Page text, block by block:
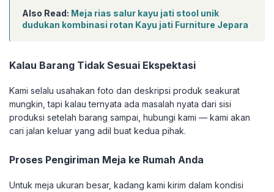
Also Read: Meja rias salur kayu jati stool unik
dudukan kombinasi rotan Kayu jati Furniture Jepara
Kalau Barang Tidak Sesuai Ekspektasi
Kami selalu usahakan foto dan deskripsi produk seakurat
mungkin, tapi kalau ternyata ada masalah nyata dari sisi
produksi setelah barang sampai, hubungi kami — kami akan
cari jalan keluar yang adil buat kedua pihak.
Proses Pengiriman Meja ke Rumah Anda
Untuk meja ukuran besar, kadang kami kirim dalam kondisi